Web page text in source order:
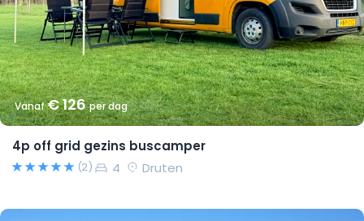
Vanaf€ 126per dag
4p off grid gezins buscamper
(2) 4 Druten